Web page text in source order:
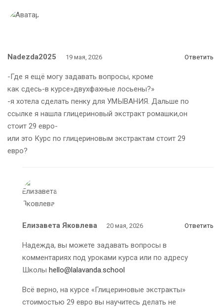
Nadezda2025 19 мая, 2026 Ответить
-Где я ещё могу задавать вопросы, кроме
как сдесь-в курсе»двухфахные лосьены?»
-я хотела сделать пенку для УМЫВАНИЯ. Дальше по
ссылке я нашла глицериновый экстракт ромашки,он
стоит 29 евро-
или это Курс по глицериновым экстрактам стоит 29
евро?
Елизавета Яковлева 20 мая, 2026 Ответить
Надежда, вы можете задавать вопросы в
комментариях под уроками курса или по адресу
Школы hello@lalavanda.school
Всё верно, на курсе «Глицериновые экстракты»
стоимостью 29 евро вы научитесь делать не